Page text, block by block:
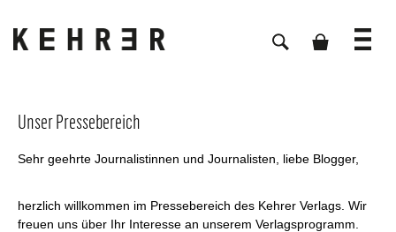
Unser Pressebereich
Sehr geehrte Journalistinnen und Journalisten, liebe Blogger,
herzlich willkommen im Pressebereich des Kehrer Verlags. Wir
freuen uns über Ihr Interesse an unserem Verlagsprogramm.